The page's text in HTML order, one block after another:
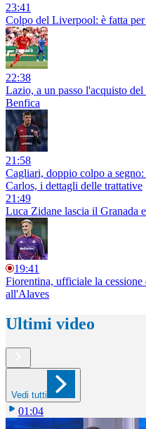
23:41
Colpo del Liverpool: è fatta
22:38
Lazio, a un passo l'acquisto
Benfica
21:58
Cagliari, doppio colpo a
Carlos, i dettagli delle trattative
21:49
Luca Zidane lascia il Granada
19:41
Fiorentina, ufficiale la
all'Alaves
Ultimi video
Vedi tutti
01:04